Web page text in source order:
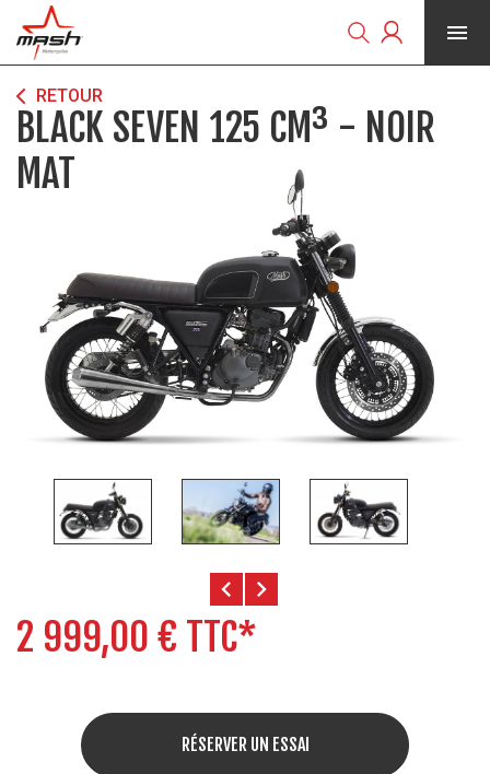

RETOUR
2 999,00 € TTC*
RÉSERVER UN ESSAI
BLACK SEVEN 125 CM³ - NOIR
MAT
chevron_left chevron_right